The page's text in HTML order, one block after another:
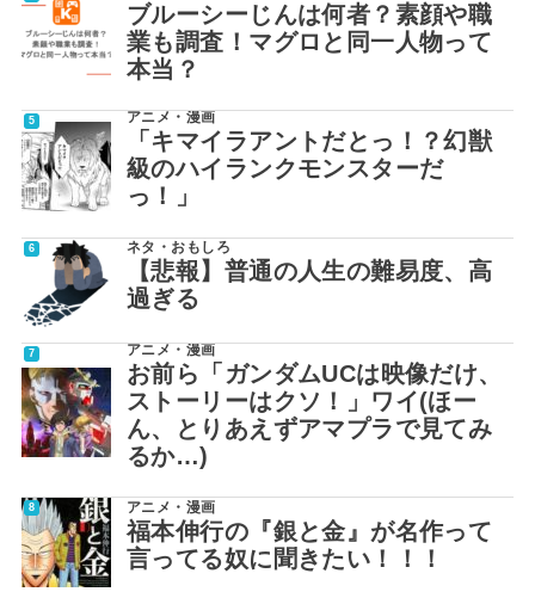
ブルーシーじんは何者？素顔や職
業も調査！マグロと同一人物って
本当？
アニメ・漫画
「キマイラアントだとっ！？幻獣
級のハイランクモンスターだ
っ！」
ネタ・おもしろ
【悲報】普通の人生の難易度、高
過ぎる
アニメ・漫画
お前ら「ガンダムUCは映像だけ、
ストーリーはクソ！」ワイ(ほー
ん、とりあえずアマプラで見てみ
るか…)
アニメ・漫画
福本伸行の『銀と金』が名作って
言ってる奴に聞きたい！！！